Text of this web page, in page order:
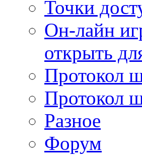
Точки
Он-лайн
открыть
Протокол
Протокол
Разное
Форум